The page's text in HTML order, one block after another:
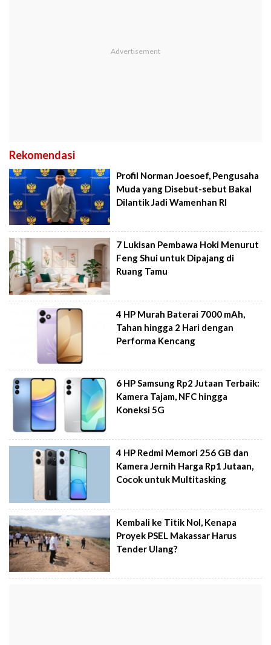
Rekomendasi
Profil Norman Joesoef, Pengusaha
Muda yang Disebut-sebut Bakal
Dilantik Jadi Wamenhan RI
7 Lukisan Pembawa Hoki Menurut
Feng Shui untuk Dipajang di
Ruang Tamu
4 HP Murah Baterai 7000 mAh,
Tahan hingga 2 Hari dengan
Performa Kencang
6 HP Samsung Rp2 Jutaan Terbaik:
Kamera Tajam, NFC hingga
Koneksi 5G
4 HP Redmi Memori 256 GB dan
Kamera Jernih Harga Rp1 Jutaan,
Cocok untuk Multitasking
Kembali ke Titik Nol, Kenapa
Proyek PSEL Makassar Harus
Tender Ulang?